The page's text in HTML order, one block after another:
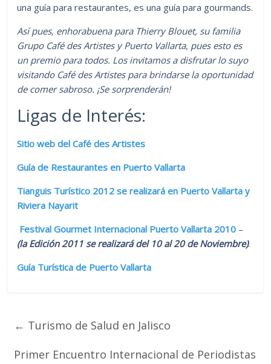
una guía para restaurantes, es una guía para gourmands.
Así pues, enhorabuena para Thierry Blouet, su familia
Grupo Café des Artistes y Puerto Vallarta, pues esto es
un premio para todos. Los invitamos a disfrutar lo suyo
visitando Café des Artistes para brindarse la oportunidad
de comer sabroso. ¡Se sorprenderán!
Ligas de Interés:
Sitio web del Café des Artistes
Guía de Restaurantes en Puerto Vallarta
Tianguis Turístico 2012 se realizará en Puerto Vallarta y
Riviera Nayarit
Festival Gourmet Internacional Puerto Vallarta 2010 –
(la Edición 2011 se realizará del 10 al 20 de Noviembre).
Guía Turística de Puerto Vallarta
← Turismo de Salud en Jalisco
Primer Encuentro Internacional de Periodistas